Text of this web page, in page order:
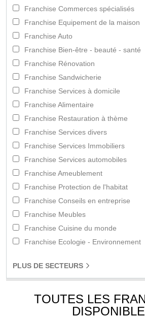
Franchise Commerces spécialisés
Franchise Equipement de la maison
Franchise Auto
Franchise Bien-être - beauté - santé
Franchise Rénovation
Franchise Sandwicherie
Franchise Services à domicile
Franchise Alimentaire
Franchise Restauration à thème
Franchise Services divers
Franchise Services Immobiliers
Franchise Services automobiles
Franchise Ameublement
Franchise Protection de l'habitat
Franchise Conseils en entreprise
Franchise Meubles
Franchise Cuisine du monde
Franchise Ecologie - Environnement
PLUS DE SECTEURS
TOUTES LES